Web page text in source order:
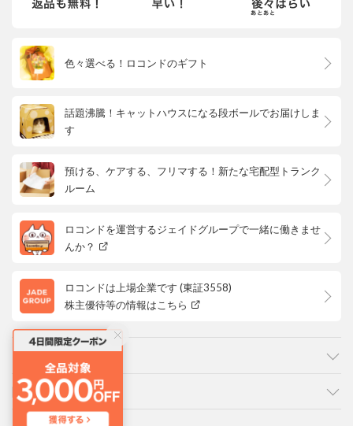
色々選べる！ロコンドのギフト
話題沸騰！キャットハウスになる段ボールでお届けしま
す
預ける、ケアする、フリマする！新たな宅配型トランク
ルーム
ロコンドを運営するジェイドグループで一緒に働きませ
んか？
ロコンドは上場企業です (東証3558)
株主優待等の情報はこちら
カテゴリ
ご利用ガイド